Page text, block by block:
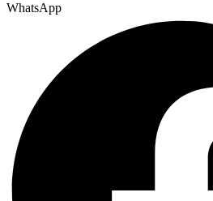
WhatsApp